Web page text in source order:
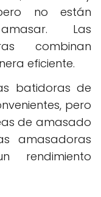
no están
Las
combinan
eficiente.
batidoras de
pero
de amasado
amasadoras
rendimiento